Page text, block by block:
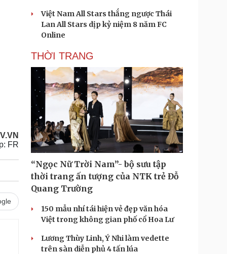
FR
Việt Nam All Stars thắng ngược Thái
Lan All Stars dịp kỷ niệm 8 năm FC
Online
THỜI TRANG
“Ngọc Nữ Trời Nam”- bộ sưu tập
thời trang ấn tượng của NTK trẻ Đỗ
Quang Trường
150 mẫu nhí tái hiện vẻ đẹp văn hóa
Việt trong không gian phố cổ Hoa Lư
Lương Thùy Linh, Ý Nhi làm vedette
trên sàn diễn phủ 4 tấn lúa